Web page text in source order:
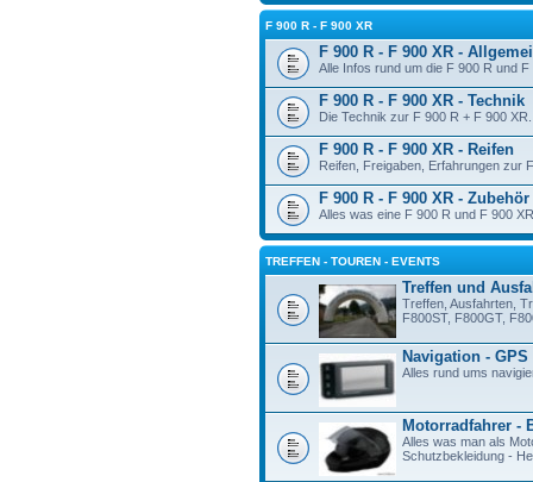
F 900 R - F 900 XR
F 900 R - F 900 XR -
Alle Infos rund um die F 900 R und F
F 900 R - F 900 XR - Technik
Die Technik zur F 900 R + F 900 XR.
F 900 R - F 900 XR - Reifen
Reifen, Freigaben, Erfahrungen zur
F 900 R - F 900 XR - Zubehör
Alles was eine F 900 R und F 900
TREFFEN - TOUREN - EVENTS
Treffen und
Treffen, Ausfahrten,
F800ST, F800GT,
Navigation - GPS
Alles rund ums
Motorradfahrer -
Alles was man als
Schutzbekleidung -